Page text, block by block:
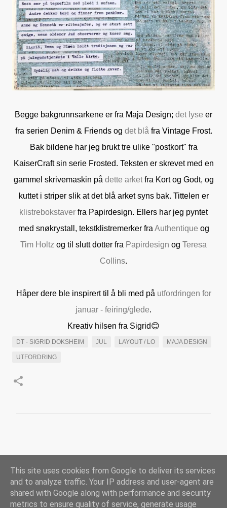
Begge bakgrunnsarkene er fra Maja Design; det lyse er
fra serien Denim & Friends og det blå fra Vintage Frost.
Bak bildene har jeg brukt tre ulike "postkort" fra
KaiserCraft sin serie Frosted. Teksten er skrevet med en
gammel skrivemaskin på dette arketfra Kort og Godt, og
kuttet i striper slik at det blå arket syns bak. Tittelen er
klistrebokstaver fra Papirdesign. Ellers har jeg pyntet
med snøkrystall, tekstklistremerker fra Authentique og
Tim Holtz og til slutt dotter fra Papirdesign og Teresa
Collins.
Håper dere ble inspirert til å bli med på utfordringen for
januar - feiring/glede.
Kreativ hilsen fra Sigrid😊
DT - SIGRID DOKSHEIM JUL LAYOUT / LO MAJA DESIGN
UTFORDRING
m
m
e
n
This site uses cookies from Google to deliver its services
and to analyze traffic. Your IP address and user-agent are
shared with Google along with performance and security
metrics to ensure quality of service, generate usage